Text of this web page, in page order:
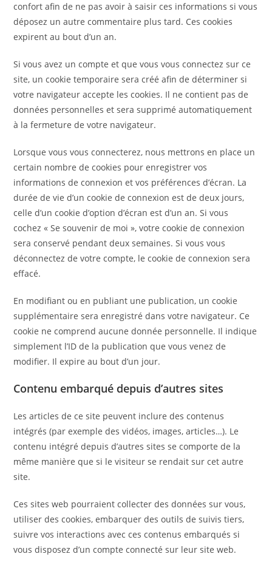
confort afin de ne pas avoir à saisir ces informations si vous
déposez un autre commentaire plus tard. Ces cookies
expirent au bout d’un an.
Si vous avez un compte et que vous vous connectez sur ce
site, un cookie temporaire sera créé afin de déterminer si
votre navigateur accepte les cookies. Il ne contient pas de
données personnelles et sera supprimé automatiquement
à la fermeture de votre navigateur.
Lorsque vous vous connecterez, nous mettrons en place un
certain nombre de cookies pour enregistrer vos
informations de connexion et vos préférences d’écran. La
durée de vie d’un cookie de connexion est de deux jours,
celle d’un cookie d’option d’écran est d’un an. Si vous
cochez « Se souvenir de moi », votre cookie de connexion
sera conservé pendant deux semaines. Si vous vous
déconnectez de votre compte, le cookie de connexion sera
effacé.
En modifiant ou en publiant une publication, un cookie
supplémentaire sera enregistré dans votre navigateur. Ce
cookie ne comprend aucune donnée personnelle. Il indique
simplement l’ID de la publication que vous venez de
modifier. Il expire au bout d’un jour.
Contenu embarqué depuis d’autres sites
Les articles de ce site peuvent inclure des contenus
intégrés (par exemple des vidéos, images, articles…). Le
contenu intégré depuis d’autres sites se comporte de la
même manière que si le visiteur se rendait sur cet autre
site.
Ces sites web pourraient collecter des données sur vous,
utiliser des cookies, embarquer des outils de suivis tiers,
suivre vos interactions avec ces contenus embarqués si
vous disposez d’un compte connecté sur leur site web.